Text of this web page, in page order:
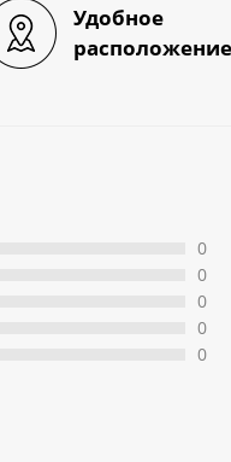
Удобное
расположение
0
0
0
0
0